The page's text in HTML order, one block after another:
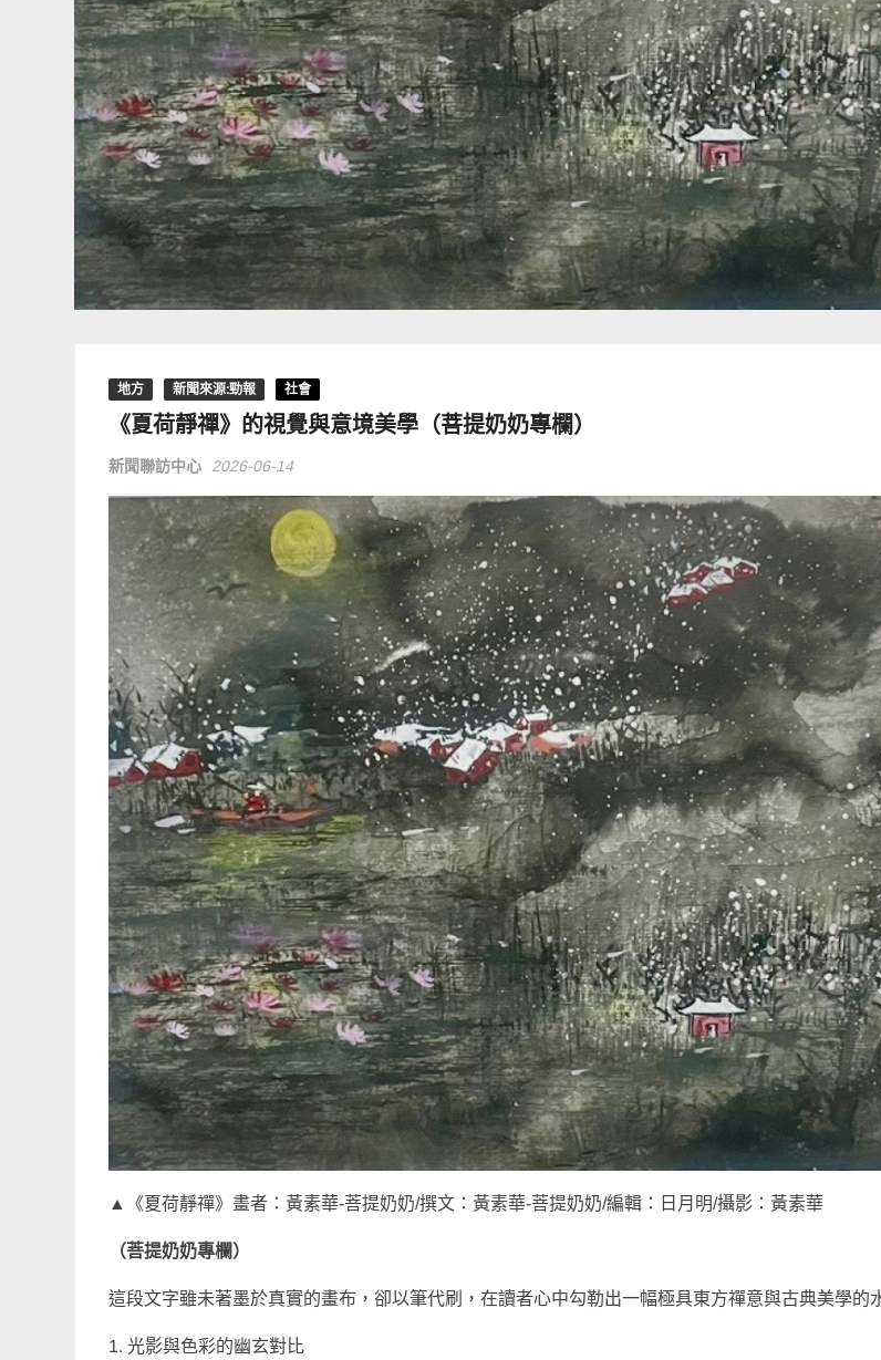
地方 新聞來源:勁報 社會
《夏荷靜禪》的視覺與意境美學（菩提奶奶專欄）
新聞聯訪中心 2026-06-14
▲《夏荷靜禪》畫者：黃素華-菩提奶奶/撰文：黃素華-菩提奶奶/編輯：日月明/攝影：黃素華
（菩提奶奶專欄）
這段文字雖未著墨於真實的畫布，卻以筆代刷，在讀者心中勾勒出一幅極具東方禪意與古典美學的
1. 光影與色彩的幽玄對比